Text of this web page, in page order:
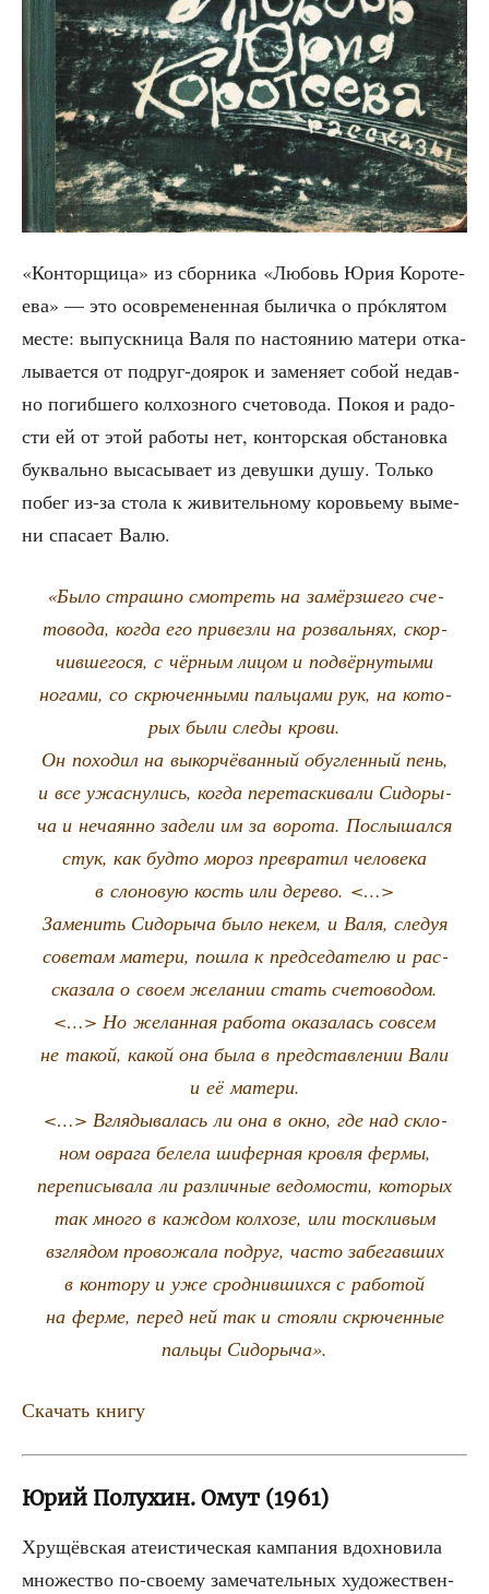
«Кон­тор­щи­ца» из сбор­ни­ка «Любовь Юрия Коро­те­
е­ва» — это осо­вре­ме­нен­ная былич­ка о прóк­ля­том
месте: выпуск­ни­ца Валя по насто­я­нию мате­ри отка­
лы­ва­ет­ся от подруг-доя­рок и заме­ня­ет собой недав­
но погиб­ше­го кол­хоз­но­го сче­то­во­да. Покоя и радо­
сти ей от этой рабо­ты нет, кон­тор­ская обста­нов­ка
бук­валь­но выса­сы­ва­ет из девуш­ки душу. Толь­ко
побег из-за сто­ла к живи­тель­но­му коро­вье­му выме­
ни спа­са­ет Валю.
«Было страш­но смот­реть на замёрз­ше­го сче­
то­во­да, когда его при­вез­ли на роз­валь­нях, скор­
чив­ше­го­ся, с чёр­ным лицом и под­вёр­ну­ты­ми
нога­ми, со скрю­чен­ны­ми паль­ца­ми рук, на кото­
рых были сле­ды крови.
Он похо­дил на выкор­чё­ван­ный обуг­лен­ный пень,
и все ужас­ну­лись, когда пере­тас­ки­ва­ли Сидо­ры­
ча и неча­ян­но заде­ли им за воро­та. Послы­шал­ся
стук, как буд­то мороз пре­вра­тил чело­ве­ка
в сло­но­вую кость или дерево. <…>
Заме­нить Сидо­ры­ча было некем, и Валя, сле­дуя
сове­там мате­ри, пошла к пред­се­да­те­лю и рас­
ска­за­ла о сво­ем жела­нии стать сче­то­во­дом.
<…> Но желан­ная рабо­та ока­за­лась совсем
не такой, какой она была в пред­став­ле­нии Вали
и её матери.
<…> Вгля­ды­ва­лась ли она в окно, где над скло­
ном овра­га беле­ла шифер­ная кров­ля фер­мы,
пере­пи­сы­ва­ла ли раз­лич­ные ведо­мо­сти, кото­рых
так мно­го в каж­дом кол­хо­зе, или тоск­ли­вым
взгля­дом про­во­жа­ла подруг, часто забе­гав­ших
в кон­то­ру и уже срод­нив­ших­ся с рабо­той
на фер­ме, перед ней так и сто­я­ли скрю­чен­ные
паль­цы Сидорыча».
Ска­чать книгу
Юрий Полухин. Омут (1961)
Хру­щёв­ская ате­и­сти­че­ская кам­па­ния вдох­но­ви­ла
мно­же­ство по-сво­е­му заме­ча­тель­ных худо­же­ствен­